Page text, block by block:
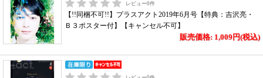
レビュー0件
【!!同梱不可!!】プラスアクト2019年6月号【特典：吉沢亮・
Ｂ３ポスター付】【キャンセル不可】
販売価格: 1,009円(税込)